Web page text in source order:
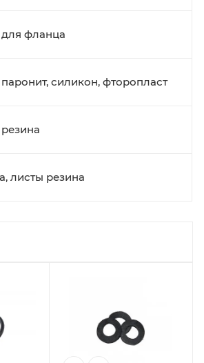
фланца
силикон, фторопласт
листы резина